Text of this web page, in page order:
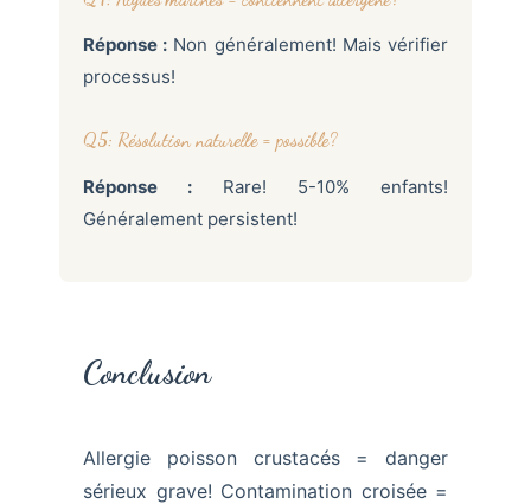
Réponse : Non généralement! Mais vérifier
processus!
Q5: Résolution naturelle = possible?
Réponse : Rare! 5-10% enfants!
Généralement persistent!
Conclusion
Allergie poisson crustacés = danger
sérieux grave! Contamination croisée =